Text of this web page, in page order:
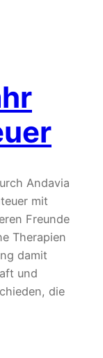
Andavia
mit
Freunde
Therapien
damit
und
die